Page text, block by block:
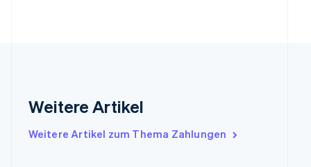
Weitere Artikel
Weitere Artikel zum Thema Zahlungen
Italiano English
日本語English